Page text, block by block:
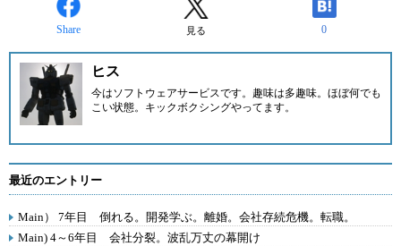
Share 見る 0
ヒス
今はソフトウェアサービスです。趣味は多趣味。ほぼ何でも
こい状態。キックボクシングやってます。
最近のエントリー
Main） 7年目 倒れる。開発学ぶ。離婚。会社存続危機。転職。
Main) 4～6年目 会社分裂。波乱万丈の幕開け